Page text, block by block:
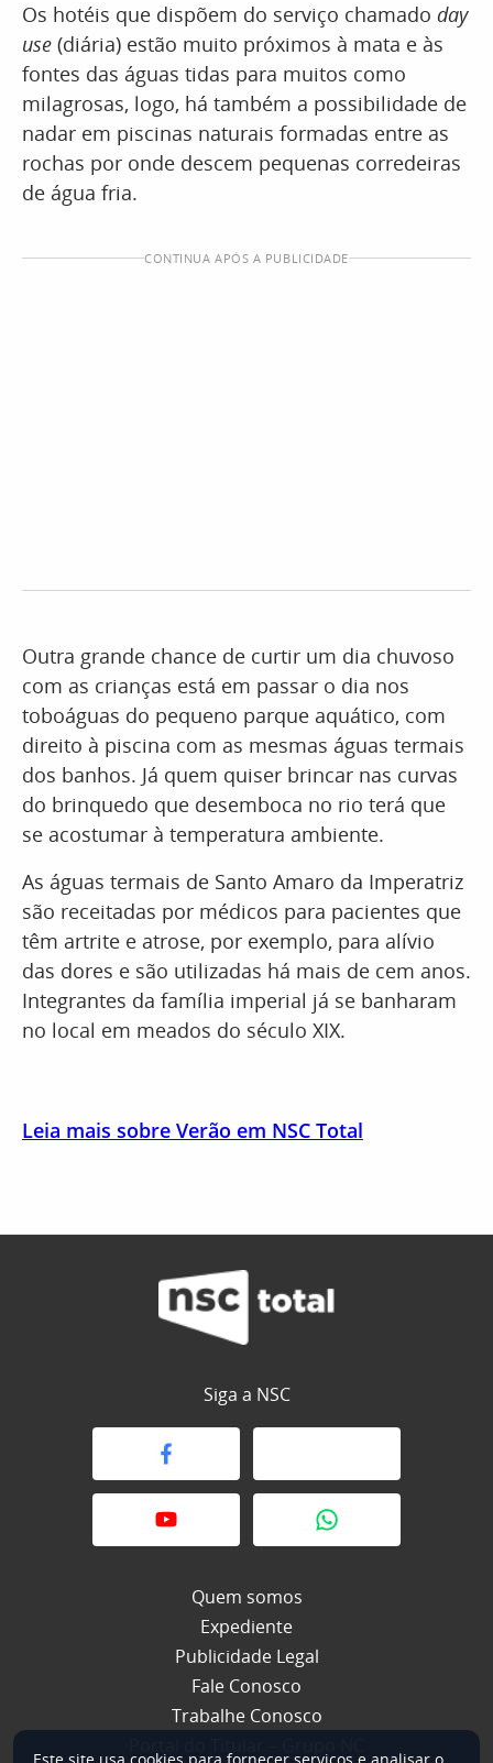
Os hotéis que dispõem do serviço chamado day
use (diária) estão muito próximos à mata e às
fontes das águas tidas para muitos como
milagrosas, logo, há também a possibilidade de
nadar em piscinas naturais formadas entre as
rochas por onde descem pequenas corredeiras
de água fria.
CONTINUA APÓS A PUBLICIDADE
Outra grande chance de curtir um dia chuvoso
com as crianças está em passar o dia nos
toboáguas do pequeno parque aquático, com
direito à piscina com as mesmas águas termais
dos banhos. Já quem quiser brincar nas curvas
do brinquedo que desemboca no rio terá que
se acostumar à temperatura ambiente.
As águas termais de Santo Amaro da Imperatriz
são receitadas por médicos para pacientes que
têm artrite e atrose, por exemplo, para alívio
das dores e são utilizadas há mais de cem anos.
Integrantes da família imperial já se banharam
no local em meados do século XIX.
Leia mais sobre Verão em NSC Total
Siga a NSC
Quem somos
Expediente
Publicidade Legal
Fale Conosco
Trabalhe Conosco